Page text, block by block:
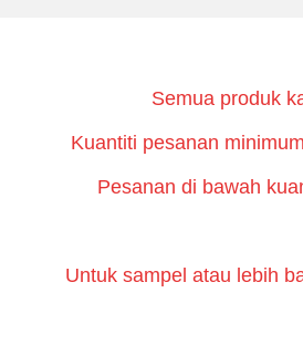
Semua produk
Kuantiti pesanan
Pesanan di bawah
Untuk sampel atau lebih